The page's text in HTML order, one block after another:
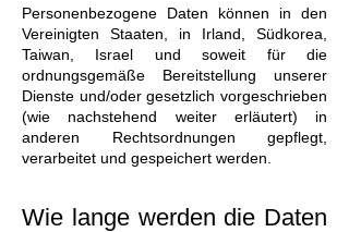
Personenbezogene Daten können in den
Vereinigten Staaten, in Irland, Südkorea,
Taiwan, Israel und soweit für die
ordnungsgemäße Bereitstellung unserer
Dienste und/oder gesetzlich vorgeschrieben
(wie nachstehend weiter erläutert) in
anderen Rechtsordnungen gepflegt,
verarbeitet und gespeichert werden.
Wie lange werden die Daten